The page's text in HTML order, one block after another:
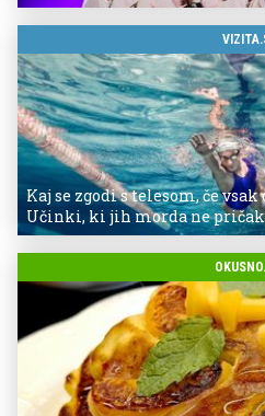
Kaj se zgodi s telesom, če
Učinki, ki jih morda ne